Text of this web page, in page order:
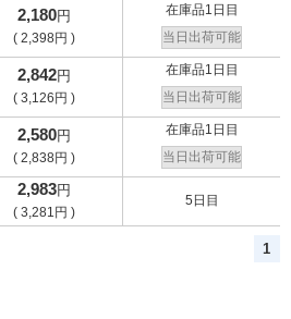
2,180円
( 2,398円 )
在庫品1日目
当日出荷可能
2,842円
( 3,126円 )
在庫品1日目
当日出荷可能
2,580円
( 2,838円 )
在庫品1日目
当日出荷可能
2,983円
( 3,281 円 )
5日目
1